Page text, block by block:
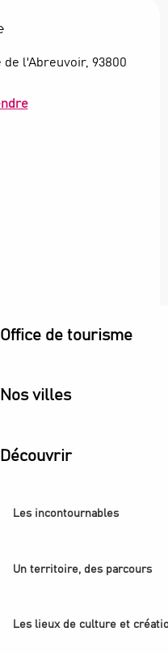
Office de tourisme
Nos villes
Découvrir
Les incontournables
Un territoire, des parcours
Les lieux de culture et
de l'Abreuvoir, 93800
Bertin"
!